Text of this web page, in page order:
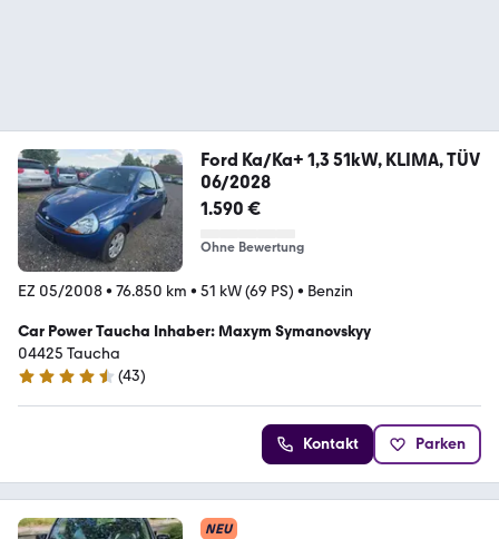
Ford Ka/Ka+ 1,3 51kW, KLIMA, TÜV
06/2028
1.590 €
Ohne Bewertung
EZ 05/2008• 76.850 km • 51 kW (69 PS) • Benzin
Car Power Taucha Inhaber: Maxym Symanovskyy
04425 Taucha
4.7 Sterne
(43)
Kontakt Parken
NEU